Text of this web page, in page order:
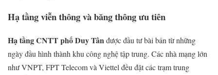
Hạ tầng viễn thông và băng thông ưu tiên
Hạ tầng CNTT phố Duy Tânđược đầu tư bài bản từ những
ngày đầu hình thành khu công nghệ tập trung. Các nhà mạng lớn
như VNPT, FPT Telecom và Viettel đều đặt các trạm trung